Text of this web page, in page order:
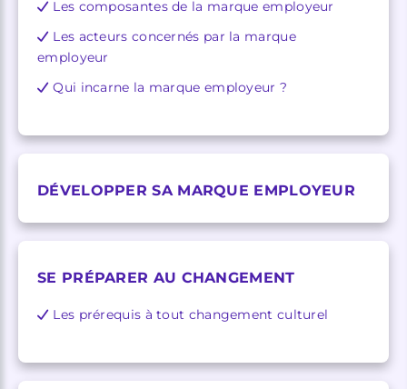
Les composantes de la marque employeur
Les acteurs concernés par la marque
employeur
Qui incarne la marque employeur ?
DÉVELOPPER SA MARQUE EMPLOYEUR
SE PRÉPARER AU CHANGEMENT
Les prérequis à tout changement culturel